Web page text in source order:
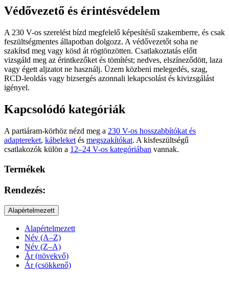
Védővezető és érintésvédelem
A 230 V-os szerelést bízd megfelelő képesítésű szakemberre, és csak
feszültségmentes állapotban dolgozz. A védővezetőt soha ne
szakítsd meg vagy kösd át rögtönzötten. Csatlakoztatás előtt
vizsgáld meg az érintkezőket és tömítést; nedves, elszíneződött, laza
vagy égett aljzatot ne használj. Üzem közbeni melegedés, szag,
RCD-leoldás vagy bizsergés azonnali lekapcsolást és kivizsgálást
igényel.
Kapcsolódó kategóriák
A partiáram-körhöz nézd meg a 230 V-os hosszabbítókat és
adaptereket, kábeleket és megszakítókat. A kisfeszültségű
csatlakozók külön a 12–24 V-os kategóriában vannak.
Termékek
Rendezés:
Alapértelmezett
Alapértelmezett
Név (A–Z)
Név (Z–A)
Ár (növekvő)
Ár (csökkenő)